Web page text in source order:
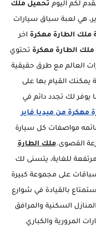
لكم اليوم تحميل ملك
هي لعبة سباق سيارات
ملك الطارة مهكرة اخر
ملك الطارة مهكرة تحتوي
العالم مع طرق حقيقية
يمكنك القيام بها على
يوفر لك تجدد دائم في
مهكرة من ميديا فاير
مواصفات كل سيارة
القصوى.ملك الطارة
للغاية، يتسنى لك
على مجموعة كبيرة
بالقيادة في شوارع
السكنية والمرافق
المرورية والكباري